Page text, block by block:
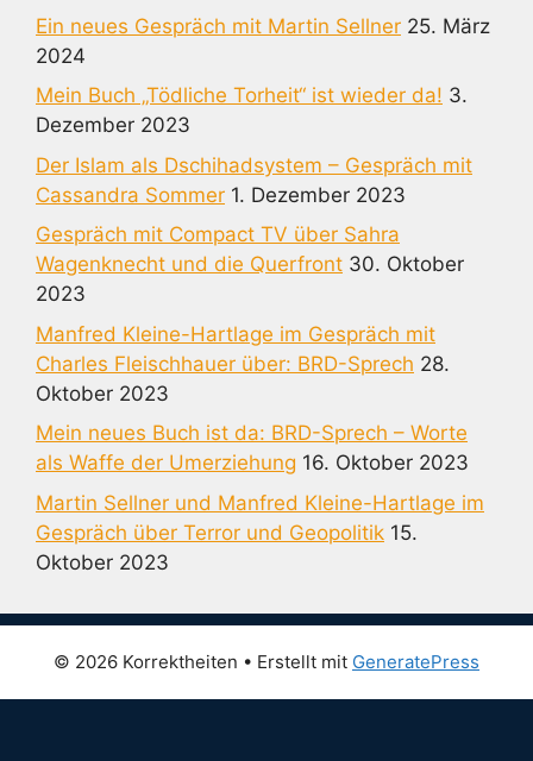
Ein neues Gespräch mit Martin Sellner 25. März
2024
Mein Buch „Tödliche Torheit“ ist wieder da! 3.
Dezember 2023
Der Islam als Dschihadsystem – Gespräch mit
Cassandra Sommer 1. Dezember 2023
Gespräch mit Compact TV über Sahra
Wagenknecht und die Querfront 30. Oktober
2023
Manfred Kleine-Hartlage im Gespräch mit
Charles Fleischhauer über: BRD-Sprech 28.
Oktober 2023
Mein neues Buch ist da: BRD-Sprech – Worte
als Waffe der Umerziehung 16. Oktober 2023
Martin Sellner und Manfred Kleine-Hartlage im
Gespräch über Terror und Geopolitik 15.
Oktober 2023
© 2026 Korrektheiten • Erstellt mit GeneratePress